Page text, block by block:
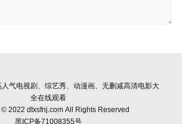
气电视剧、综艺秀、动漫画、无删减高清电影大
全在线观看
2022 dtxsfnj.com All Rights Reserved
黑ICP备71008355号